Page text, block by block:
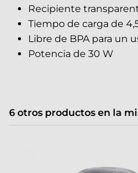
Recipiente
Tiempo de carga de
Libre de BPA para un
Potencia de 30 W
6 otros productos en la